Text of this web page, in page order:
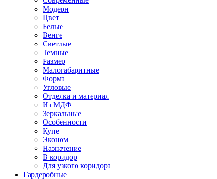
Модерн
Цвет
Белые
Венге
Светлые
Темные
Размер
Малогабаритные
Форма
Угловые
Отделка и материал
Из МДФ
Зеркальные
Особенности
Купе
Эконом
Назначение
В коридор
Для узкого коридора
Гардеробные